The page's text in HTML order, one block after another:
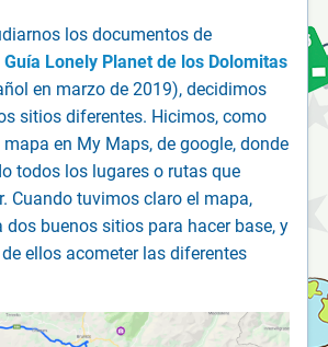
los documentos de
Guía Lonely Planet de los Dolomitas
en marzo de 2019), decidimos
sitios diferentes. Hicimos, como
en My Maps, de google, donde
todos los lugares o rutas que
Cuando tuvimos claro el mapa,
buenos sitios para hacer base, y
ellos acometer las diferentes